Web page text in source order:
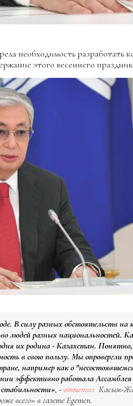
необходимость разработать
этого весеннего
В силу разных обстоятельств на
людей разных национальностей.
их родина - Казахстан.
в свою пользу. Мы опровергли
например как о
эффективно работала Ассамблея
, -отметил Касым-
всего» в газете Egemen.